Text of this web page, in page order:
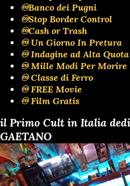
♾️Banco dei Pugni
♾️Stop Border Control
♾️Cash or Trash
♾️ Un Giorno In Pretura
♾️ Indagine ad Alta Quota
♾️ Mille Modi Per Morire
♾️ Classe di Ferro
♾️ FREE Movie
♾️ Film Gratis
il Primo Cult in Italia
GAETANO